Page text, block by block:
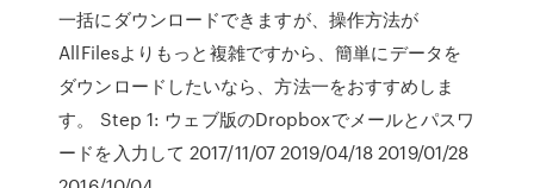
一括にダウンロードできますが、操作方法が
AllFilesよりもっと複雑ですから、簡単にデータを
ダウンロードしたいなら、方法一をおすすめしま
す。 Step 1: ウェブ版のDropboxでメールとパスワ
ードを入力して 2017/11/07 2019/04/18 2019/01/28